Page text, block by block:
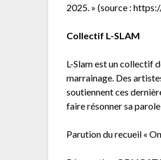
2025. » (source :
Collectif L-SLAM
L-Slam est un collectif
marrainage. Des
soutiennent ces
faire résonner sa
Parution du recueil «